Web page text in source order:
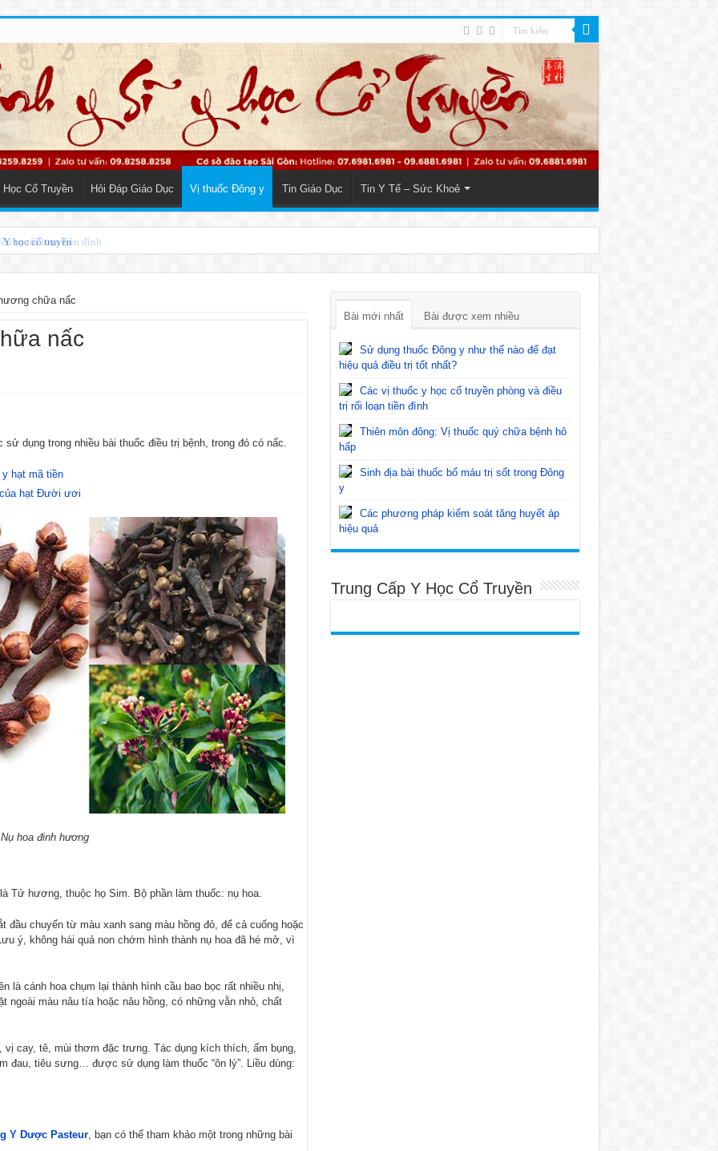
Cổ Truyền Hỏi Đáp Giáo Dục Vị thuốc Đông y Tin Giáo Dục Tin Y Tế – Sức Khoẻ
học cổ truyền
chữa nấc
nấc
dụng trong nhiều bài thuốc điều trị bệnh, trong đó có nấc.
hạt mã tiền
của hạt Đười ươi
Nụ hoa đinh hương
Tử hương, thuộc họ Sim. Bộ phần làm thuốc: nụ hoa.
chuyển từ màu xanh sang màu hồng đỏ, để cả cuống hoặc
ý, không hái quả non chớm hình thành nụ hoa đã hé mở, vì
là cánh hoa chụm lại thành hình cầu bao bọc rất nhiều nhị,
ngoài màu nâu tía hoặc nâu hồng, có những vằn nhỏ, chất
cay, tê, mùi thơm đặc trưng. Tác dụng kích thích, ấm bụng,
đau, tiêu sưng… được sử dụng làm thuốc “ôn lý”. Liều dùng:
Y Dược Pasteur, bạn có thể tham khảo một trong những bài
Bài mới nhất Bài được xem nhiều
Sử dụng thuốc Đông y như thế nào để đạt
hiệu quả điều trị tốt nhất?
Các vị thuốc y học cổ truyền phòng và điều
trị rối loạn tiền đình
Thiên môn đông: Vị thuốc quý chữa bệnh hô
hấp
Sinh địa bài thuốc bổ máu trị sốt trong Đông
y
Các phương pháp kiểm soát tăng huyết áp
hiệu quả
Trung Cấp Y Học Cổ Truyền